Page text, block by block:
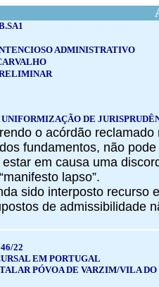
ADMINISTRATIVO
UNIFORMIZAÇÃO DE
o acórdão
fundamentos, não
em causa uma
lapso”.
sido interposto recurso
de admissibilidade
22
EM PORTUGAL
PÓVOA DE VARZIM/VILA DO